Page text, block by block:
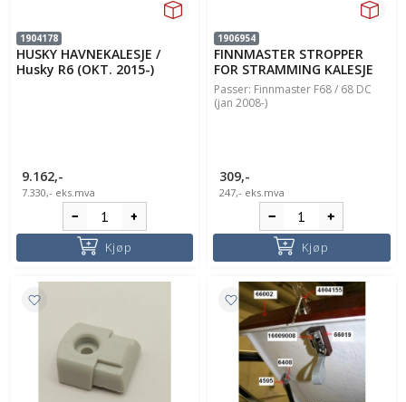
1904178
HUSKY HAVNEKALESJE /
Husky R6 (OKT. 2015-)
9.162,-
7.330,- eks.mva
Kjøp
1906954
FINNMASTER STROPPER
FOR STRAMMING KALESJE
Passer: Finnmaster F68 / 68 DC
(jan 2008-)
309,-
247,- eks.mva
Kjøp